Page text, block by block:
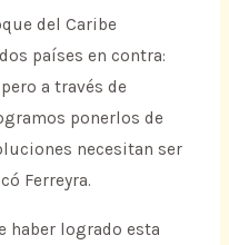
del Caribe
países en contra:
a través de
ponerlos de
necesitan ser
Ferreyra.
haber logrado esta